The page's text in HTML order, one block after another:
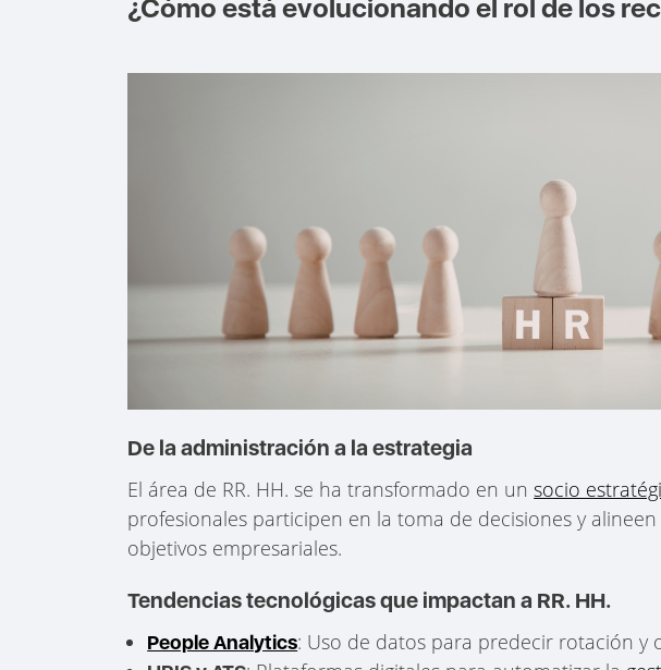
¿Cómo está evolucionando el rol de los
De la administración a la estrategia
El área de RR. HH. se ha transformado en unsocio
profesionales participen en la toma de decisiones y
objetivos empresariales.
Tendencias tecnológicas que impactan a RR. HH.
People Analytics: Uso de datos para predecir rotación y